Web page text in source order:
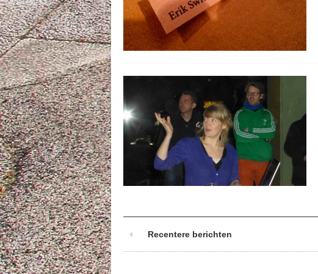
Recentere berichten